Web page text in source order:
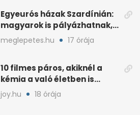
Egyeurós házak Szardínián:
magyarok is pályázhatnak,
de vannak feltételek
meglepetes.hu 17 órája
10 filmes páros, akiknél a
kémia a való életben is
féltékenységet szült
joy.hu 18 órája